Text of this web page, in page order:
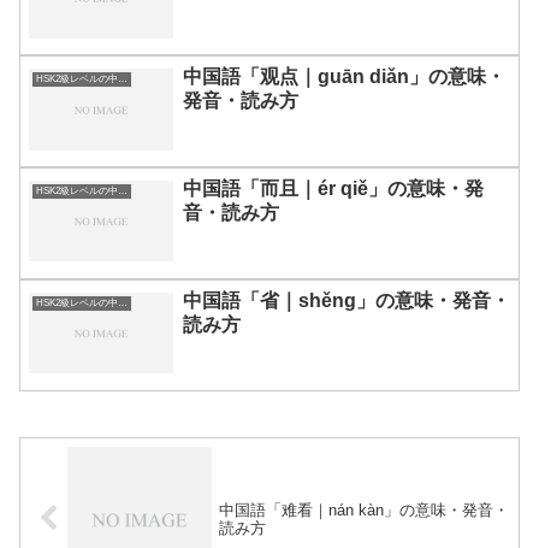
HSK2級レベルの中国語
中国語「观点｜guān diǎn」の意味・
発音・読み方
中国語「而且｜ér qiě」の意味・発
音・読み方
中国語「省｜shěng」の意味・発音・
読み方
中国語「难看｜nán kàn」の意味・発音・
読み方